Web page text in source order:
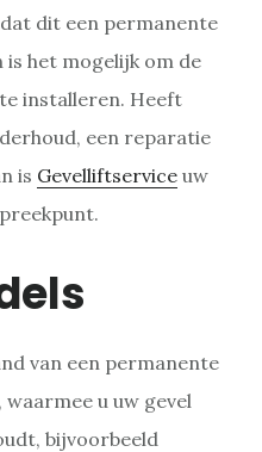
dit een permanente
is het mogelijk om de
installeren. Heeft
een reparatie
is Gevelliftserviceuw
van een permanente
u uw gevel
bijvoorbeeld